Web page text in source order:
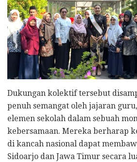
Dukungan kolektif tersebut
penuh semangat oleh jajaran
elemen sekolah dalam sebuah
kebersamaan. Mereka berharap
di kancah nasional dapat
Sidoarjo dan Jawa Timur secara